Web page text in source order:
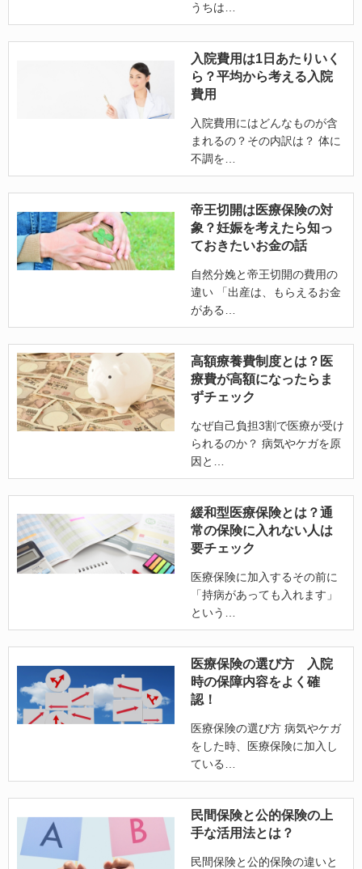
うちは
入院費用は1日あたりいく
ら？平均から考える入院
費用
入院費用にはどんなものが含
まれるの？その内訳は？ 体に
不調を
帝王切開は医療保険の対
象？妊娠を考えたら知っ
ておきたいお金の話
自然分娩と帝王切開の費用の
違い 「出産は、もらえるお金
がある
高額療養費制度とは？医
療費が高額になったらま
ずチェック
なぜ自己負担3割で医療が受け
られるのか？ 病気やケガを原
因と
緩和型医療保険とは？通
常の保険に入れない人は
要チェック
医療保険に加入するその前に
「持病があっても入れます」
という
医療保険の選び方 入院
時の保障内容をよく確
認！
医療保険の選び方 病気やケガ
をした時、医療保険に加入し
ている
民間保険と公的保険の上
手な活用法とは？
民間保険と公的保険の違いと